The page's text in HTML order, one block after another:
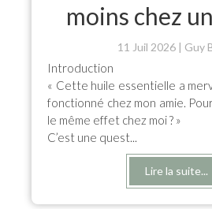
moins chez
11 Juil 2026 Guy
Introduction
« Cette huile essentielle a
fonctionné chez mon amie.
le même effet chez moi ? »
C’est une quest...
Lire la suite...